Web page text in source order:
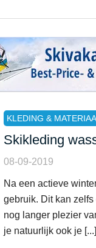
KLEDING &
Skikleding
08-09-2019
Na een actieve
gebruik. Dit kan
nog langer plezier
je natuurlijk ook je [...]